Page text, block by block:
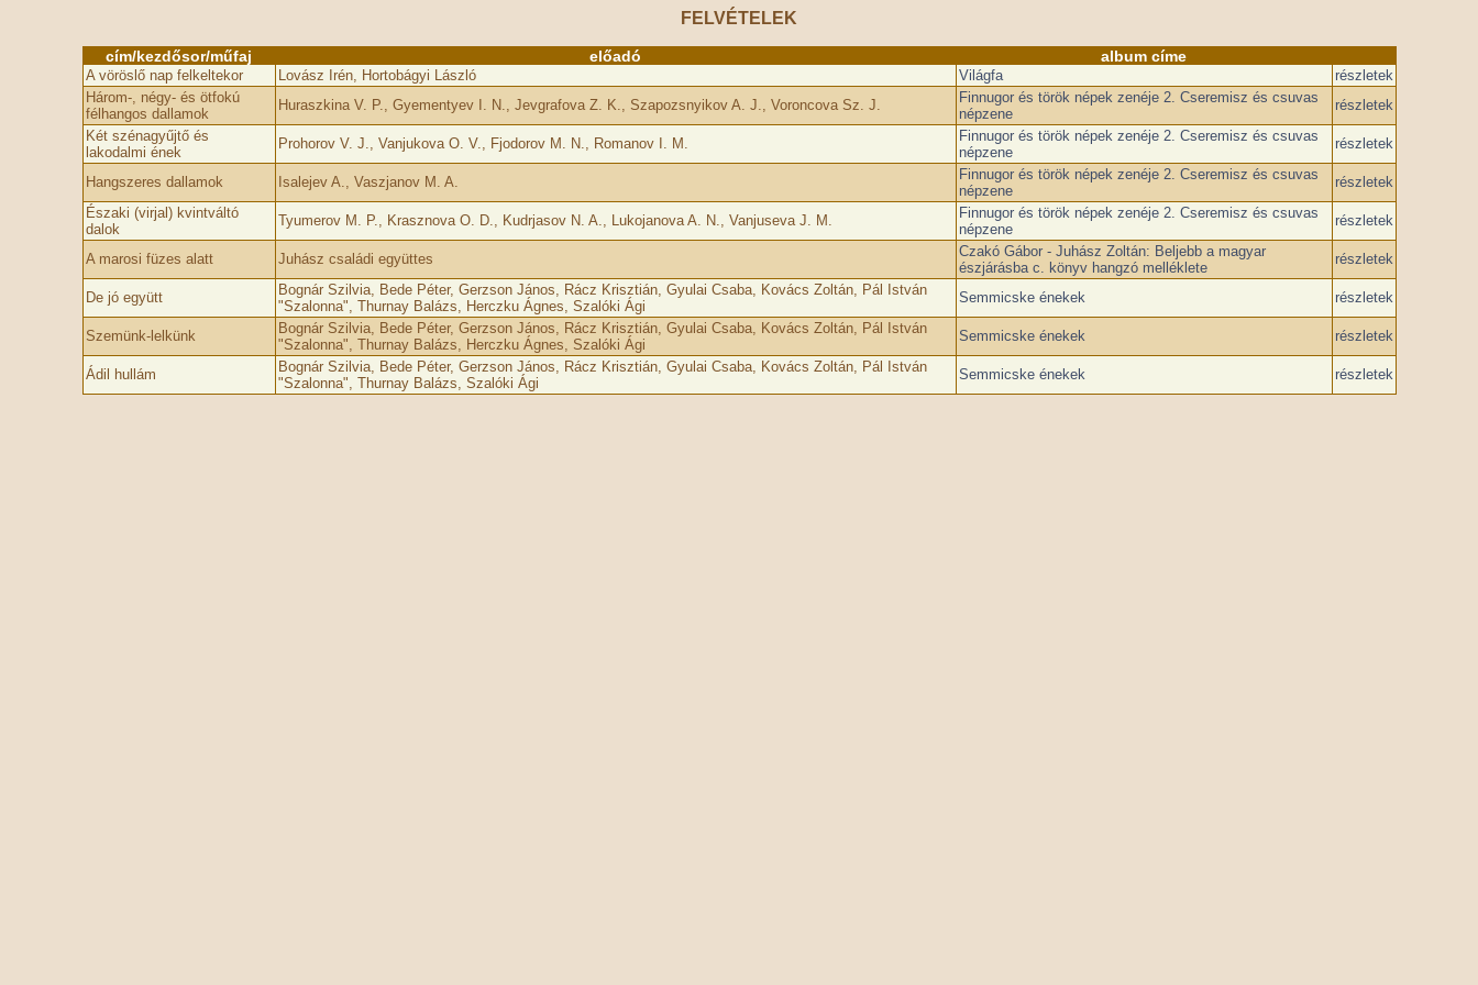
FELVÉTELEK
cím/kezdősor/műfaj előadó album címe
A vöröslő nap felkeltekor Lovász Irén, Hortobágyi László Világfa
részletek
Három-, négy- és ötfokú
félhangos dallamok
Huraszkina V. P., Gyementyev I. N., Jevgrafova Z. K., Szapozsnyikov A. J., Voroncova Sz. J.
Finnugor és török népek zenéje 2. Cseremisz és csuvas
népzene
részletek
Két szénagyűjtő és
lakodalmi ének
Prohorov V. J., Vanjukova O. V., Fjodorov M. N., Romanov I. M.
Finnugor és török népek zenéje 2. Cseremisz és csuvas
népzene
részletek
Hangszeres dallamok Isalejev A., Vaszjanov M. A.
Finnugor és török népek zenéje 2. Cseremisz és csuvas
népzene
részletek
Északi (virjal) kvintváltó
dalok
Tyumerov M. P., Krasznova O. D., Kudrjasov N. A., Lukojanova A. N., Vanjuseva J. M.
Finnugor és török népek zenéje 2. Cseremisz és csuvas
népzene
részletek
A marosi füzes alatt Juhász családi együttes
Czakó Gábor - Juhász Zoltán: Beljebb a magyar
észjárásba c. könyv hangzó melléklete
részletek
De jó együtt
Bognár Szilvia, Bede Péter, Gerzson János, Rácz Krisztián, Gyulai Csaba, Kovács Zoltán, Pál István
"Szalonna", Thurnay Balázs, Herczku Ágnes, Szalóki Ági
Semmicske énekek részletek
Szemünk-lelkünk
Bognár Szilvia, Bede Péter, Gerzson János, Rácz Krisztián, Gyulai Csaba, Kovács Zoltán, Pál István
"Szalonna", Thurnay Balázs, Herczku Ágnes, Szalóki Ági
Semmicske énekek részletek
Ádil hullám
Bognár Szilvia, Bede Péter, Gerzson János, Rácz Krisztián, Gyulai Csaba, Kovács Zoltán, Pál István
"Szalonna", Thurnay Balázs, Szalóki Ági
Semmicske énekek részletek